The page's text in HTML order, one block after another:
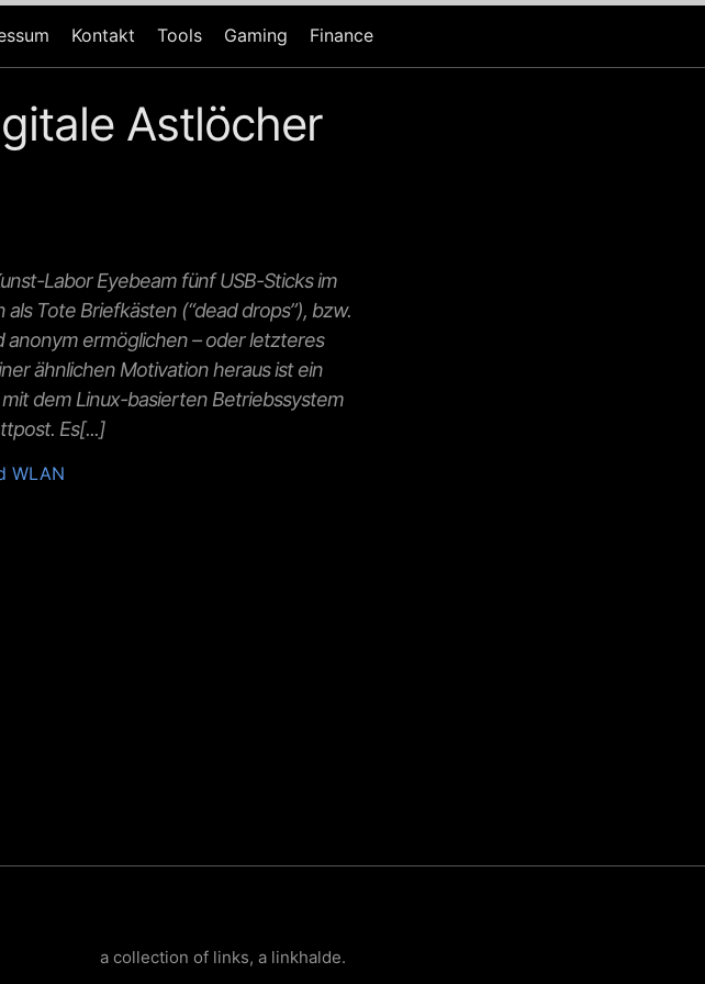
Kontakt Tools Gaming Finance
Astlöcher
Labor Eyebeam fünf USB-Sticks im
Tote Briefkästen (“dead drops”), bzw.
anonym ermöglichen – oder letzteres
ähnlichen Motivation heraus ist ein
dem Linux-basierten Betriebssystem
Es[...]
WLAN
a collection of links, a linkhalde.